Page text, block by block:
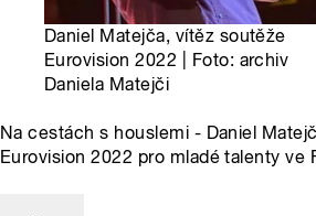
Daniel Matejča, vítěz soutěže
Eurovision 2022 | Foto: archiv
Daniela Matejči
Na cestách s houslemi - Daniel
Eurovision 2022 pro mladé talenty ve